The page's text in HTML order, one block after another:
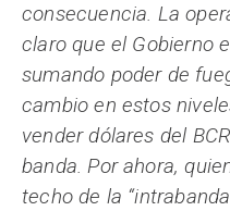
consecuencia. La
claro que el Gobierno
sumando poder de
cambio en estos
vender dólares del
banda. Por ahora,
techo de la